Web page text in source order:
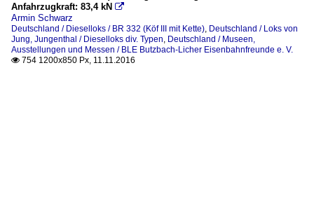
Anfahrzugkraft: 83,4 kN 
Armin Schwarz
Deutschland / Dieselloks / BR 332 (Köf III mit Kette), Deutschland / Loks von
Jung, Jungenthal / Dieselloks div. Typen, Deutschland / Museen,
Ausstellungen und Messen / BLE Butzbach-Licher Eisenbahnfreunde e. V.
 754 1200x850 Px, 11.11.2016